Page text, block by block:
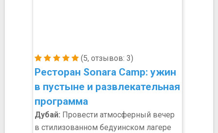
(5, отзывов: 3)
Ресторан Sonara Camp: ужин
в пустыне и развлекательная
программа
Дубай: Провести атмосферный вечер
в стилизованном бедуинском лагере